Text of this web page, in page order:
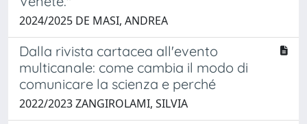
2024/2025 DE MASI, ANDREA
Dalla rivista cartacea all'evento
multicanale: come cambia il modo di
comunicare la scienza e perché
2022/2023 ZANGIROLAMI, SILVIA